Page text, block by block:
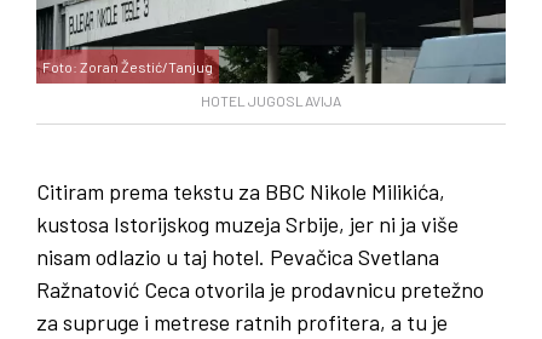
HOTEL JUGOSLAVIJA
Foto: Zoran Žestić/Tanjug
Citiram prema tekstu za BBC Nikole Milikića,
kustosa Istorijskog muzeja Srbije, jer ni ja više
nisam odlazio u taj hotel. Pevačica Svetlana
Ražnatović Ceca otvorila je prodavnicu pretežno
za supruge i metrese ratnih profitera, a tu je